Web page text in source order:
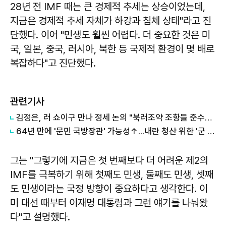
28년 전 IMF 때는 큰 경제적 추세는 상승이었는데,
지금은 경제적 추세 자체가 하강과 침체 상태"라고 진
단했다. 이어 "민생도 훨씬 어렵다. 더 중요한 것은 미
국, 일본, 중국, 러시아, 북한 등 국제적 환경이 몇 배로
복잡하다"고 진단했다.
관련기사
김정은, 러 쇼이구 만나 정세 논의 "북러조약 조항들 준수할 것"
64년 만에 '문민 국방장관' 가능성↑...내란 청산 위한 '군 개혁'
그는 "그렇기에 지금은 첫 번째보다 더 어려운 제2의
IMF를 극복하기 위해 첫째도 민생, 둘째도 민생, 셋째
도 민생이라는 국정 방향이 중요하다고 생각한다. 이
미 대선 때부터 이재명 대통령과 그런 얘기를 나눠왔
다"고 설명했다.